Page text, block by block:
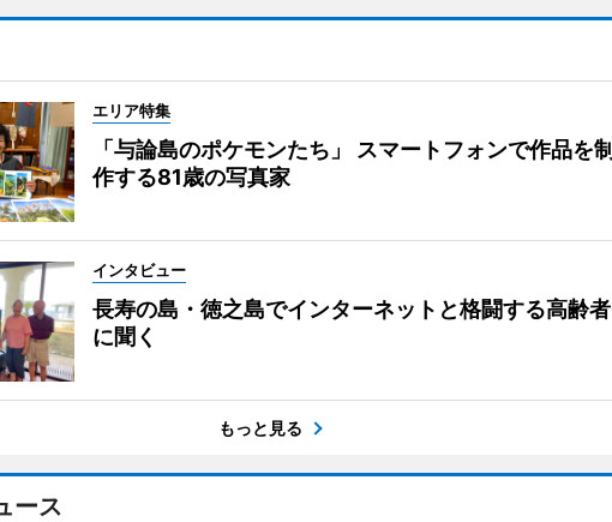
エリア特集
「与論島のポケモンたち」 スマートフォンで作品を制
作する81歳の写真家
インタビュー
長寿の島・徳之島でインターネットと格闘する高齢者
に聞く
もっと見る
ース